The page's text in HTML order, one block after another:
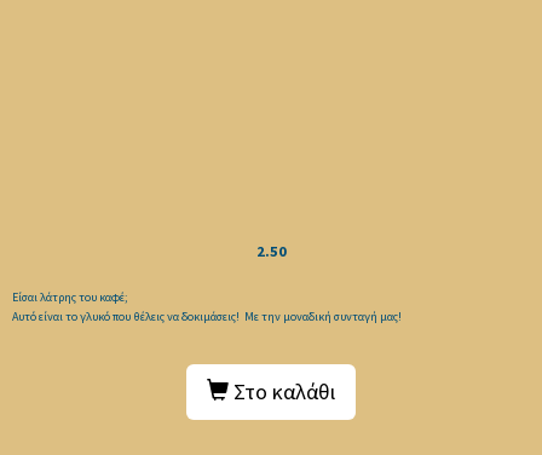
2.50
Είσαι λάτρης του καφέ;
Αυτό είναι το γλυκό που θέλεις να δοκιμάσεις! Με την μοναδική συνταγή μας!
Στο καλάθι